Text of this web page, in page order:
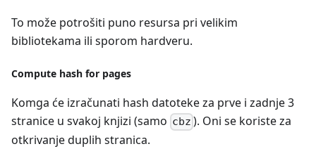
To može potrošiti puno resursa pri velikim
bibliotekama ili sporom hardveru.
Compute hash for pages
Komga će izračunati hash datoteke za prve i zadnje 3
stranice u svakoj knjizi (samo cbz ). Oni se koriste za
otkrivanje duplih stranica.